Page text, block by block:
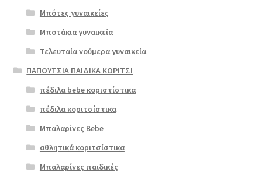
Μπότες γυναικείες
Μποτάκια γυναικεία
Τελευταία νούμερα γυναικεία
ΠΑΠΟΥΤΣΙΑ ΠΑΙΔΙΚΑ ΚΟΡΙΤΣΙ
πέδιλα bebe κοριστίστικα
πέδιλα κοριτσίστικα
Μπαλαρίνες Bebe
αθλητικά κοριτσίστικα
Μπαλαρίνες παιδικές